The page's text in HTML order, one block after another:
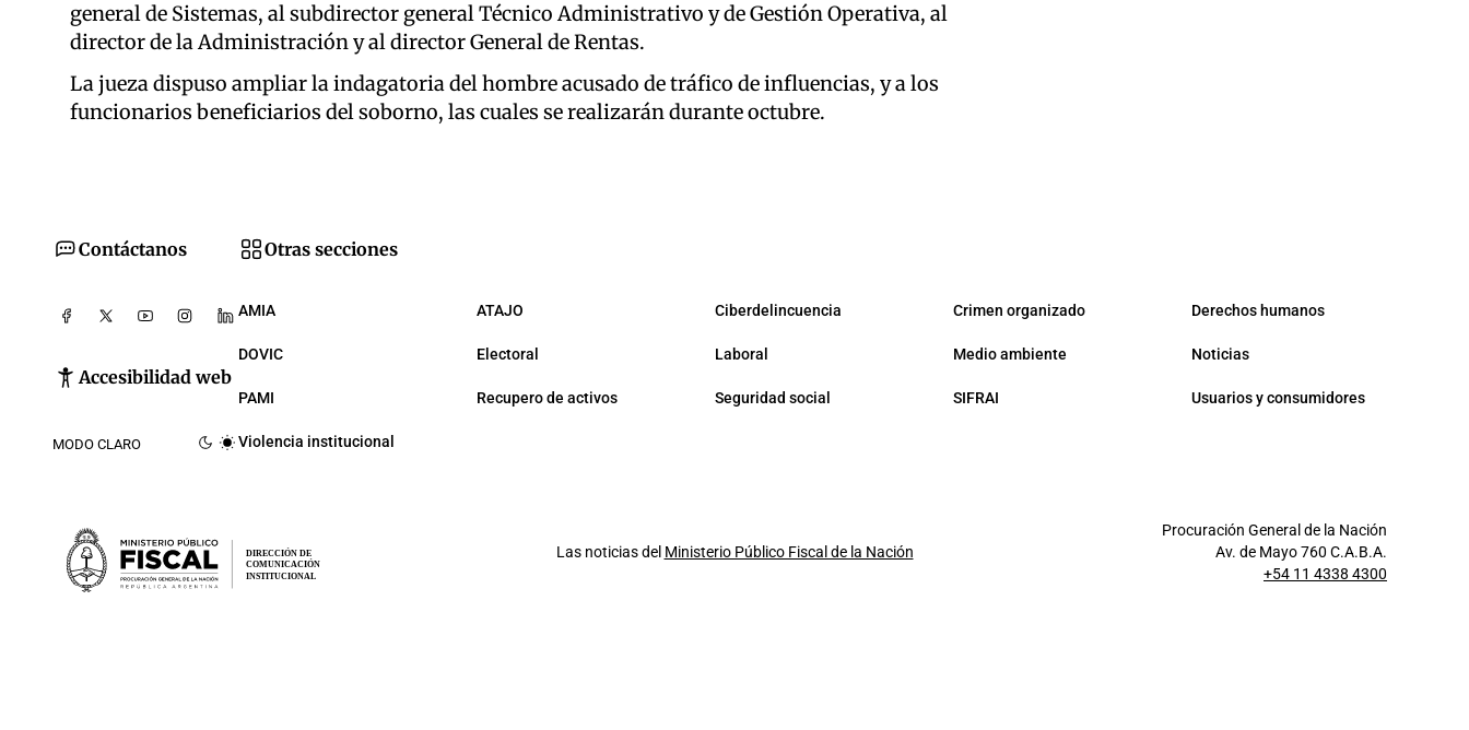
general de Sistemas, al subdirector general Técnico Administrativo y de Gestión Operativa, al
director de la Administración y al director General de Rentas.
La jueza dispuso ampliar la indagatoria del hombre acusado de tráfico de influencias, y a los
funcionarios beneficiarios del soborno, las cuales se realizarán durante octubre.
Contáctanos
Accesibilidad web
MODO CLARO
Otras secciones
AMIA ATAJO Ciberdelincuencia Crimen organizado Derechos humanos
DOVIC Electoral Laboral Medio ambiente Noticias
PAMI Recupero de activos Seguridad social SIFRAI Usuarios y consumidores
Violencia institucional
DIRECCIÓN DE
COMUNICACIÓN
INSTITUCIONAL
Las noticias del Ministerio Público Fiscal de la Nación
Procuración General de la Nación
Av. de Mayo 760 C.A.B.A.
+54 11 4338 4300